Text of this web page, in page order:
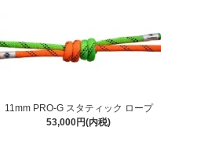
11mm PRO-G スタティック ロープ
53,000円(内税)